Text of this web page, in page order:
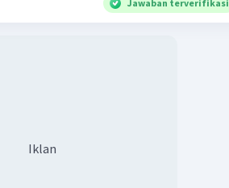
Jawaban terverifikasi
Iklan